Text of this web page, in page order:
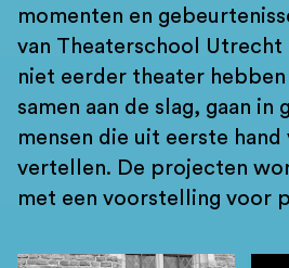
momenten en
van Theaterschool Utrecht
niet eerder theater hebben
samen aan de slag, gaan in
mensen die uit eerste hand
vertellen. De projecten
met een voorstelling voor